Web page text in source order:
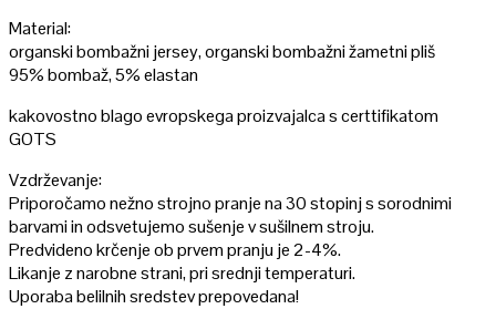
Material:
organski bombažni jersey, organski bombažni žametni pliš
95% bombaž, 5% elastan
kakovostno blago evropskega proizvajalca s certtifikatom
GOTS
Vzdrževanje:
Priporočamo nežno strojno pranje na 30 stopinj s sorodnimi
barvami in odsvetujemo sušenje v sušilnem stroju.
Predvideno krčenje ob prvem pranju je 2-4%.
Likanje z narobne strani, pri srednji temperaturi.
Uporaba belilnih sredstev prepovedana!